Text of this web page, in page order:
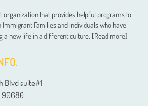
organization that provides helpful programs to
Families and individuals who have
a new life in a different culture. [Read more]
Blvd suite#1
90680